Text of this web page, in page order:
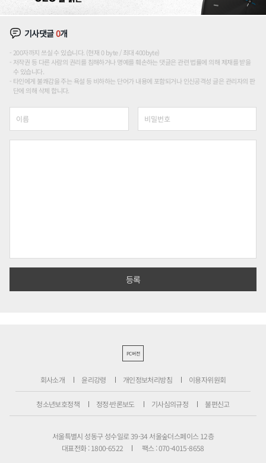
기사댓글0개
200자까지 쓰실 수 있습니다. (현재 0 byte / 최대 400byte)
저작권 등 다른 사람의 권리를 침해하거나 명예를 훼손하는 댓글은 관련 법률에 의해 제재를 받을
수 있습니다.
타인에게 불쾌감을 주는 욕설 등 비하하는 단어가 내용에 포함되거나 인신공격성 글은 관리자의 판
단에 의해 삭제 합니다.
PC버전
회사소개 윤리강령 개인정보처리방침 이용자위원회
청소년보호정책 정정·반론보도 기사심의규정 불편신고
서울특별시 성동구 성수일로 39-34 서울숲더스페이스 12층
대표전화 : 1800-6522
팩스 : 070-4015-8658